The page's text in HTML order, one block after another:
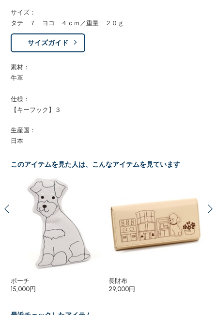
サイズ：
タテ ７ ヨコ ４ｃｍ／重量 ２０ｇ
サイズガイド
素材：
牛革
仕様：
【キーフック】３
生産国：
日本
このアイテムを見た人は、こんなアイテムを見ています
ポーチ
15,000円
長財布
29,000円